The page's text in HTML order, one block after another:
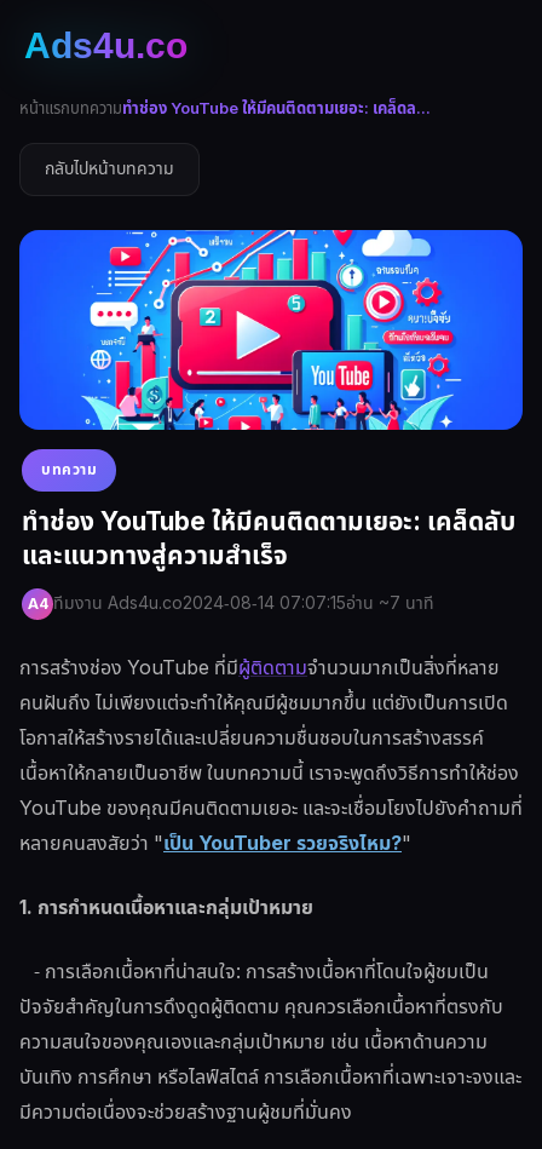
หน้าแรกบทความทำช่อง YouTube ให้มีคนติดตามเยอะ: เคล็ดล...
กลับไปหน้าบทความ
บทความ
ทำช่อง YouTube ให้มีคนติดตามเยอะ: เคล็ดลับ
และแนวทางสู่ความสำเร็จ
A4 ทีมงาน Ads4u.co2024-08-14 07:07:15อ่าน ~7 นาที
การสร้างช่อง YouTube ที่มีผู้ติดตามจำนวนมากเป็นสิ่งที่หลาย
คนฝันถึง ไม่เพียงแต่จะทำให้คุณมีผู้ชมมากขึ้น แต่ยังเป็นการเปิด
โอกาสให้สร้างรายได้และเปลี่ยนความชื่นชอบในการสร้างสรรค์
เนื้อหาให้กลายเป็นอาชีพ ในบทความนี้ เราจะพูดถึงวิธีการทำให้ช่อง
YouTube ของคุณมีคนติดตามเยอะ และจะเชื่อมโยงไปยังคำถามที่
หลายคนสงสัยว่า "เป็น YouTuber รวยจริงไหม?"
1. การกำหนดเนื้อหาและกลุ่มเป้าหมาย
- การเลือกเนื้อหาที่น่าสนใจ: การสร้างเนื้อหาที่โดนใจผู้ชมเป็น
ปัจจัยสำคัญในการดึงดูดผู้ติดตาม คุณควรเลือกเนื้อหาที่ตรงกับ
ความสนใจของคุณเองและกลุ่มเป้าหมาย เช่น เนื้อหาด้านความ
บันเทิง การศึกษา หรือไลฟ์สไตล์ การเลือกเนื้อหาที่เฉพาะเจาะจงและ
มีความต่อเนื่องจะช่วยสร้างฐานผู้ชมที่มั่นคง